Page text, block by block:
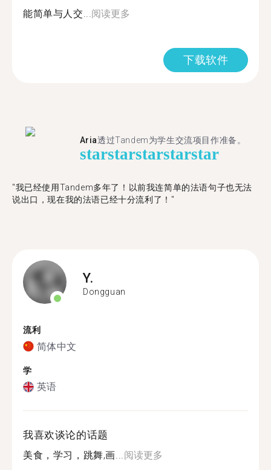
能简单与人交...阅读更多
下载软件
Aria透过Tandem为学生交流项目作准备。
starstarstarstarstar
"​​我已经使用Tandem多年了！以前我连简单的法语句子也无法
说出口，现在我的法语已经十分流利了！"
Y.
Dongguan
流利
简体中文
学
英语
我喜欢谈论的话题
美食，学习，跳舞,画...阅读更多